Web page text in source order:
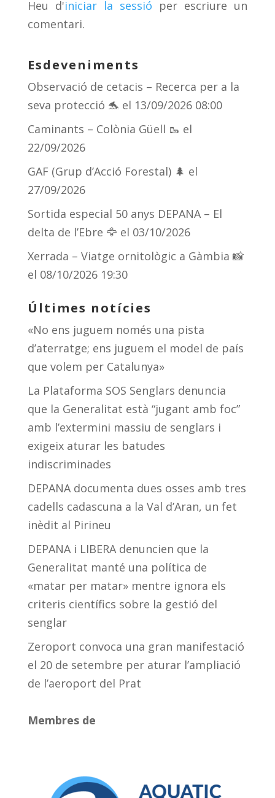
ix
Heu d'iniciar la sessió per escriure un
comentari.
Esdeveniments
Observació de cetacis – Recerca per a la
seva protecció 🐬 el 13/09/2026 08:00
Caminants – Colònia Güell 🥾 el
22/09/2026
GAF (Grup d’Acció Forestal) 🌲 el
27/09/2026
Sortida especial 50 anys DEPANA – El
delta de l’Ebre 🦅 el 03/10/2026
Xerrada – Viatge ornitològic a Gàmbia 📸
el 08/10/2026 19:30
Últimes notícies
«No ens juguem només una pista
d’aterratge; ens juguem el model de país
que volem per Catalunya»
La Plataforma SOS Senglars denuncia
que la Generalitat està “jugant amb foc”
amb l’extermini massiu de senglars i
exigeix aturar les batudes
indiscriminades
DEPANA documenta dues osses amb tres
cadells cadascuna a la Val d’Aran, un fet
inèdit al Pirineu
DEPANA i LIBERA denuncien que la
Generalitat manté una política de
«matar per matar» mentre ignora els
criteris científics sobre la gestió del
senglar
Zeroport convoca una gran manifestació
el 20 de setembre per aturar l’ampliació
de l’aeroport del Prat
Membres de